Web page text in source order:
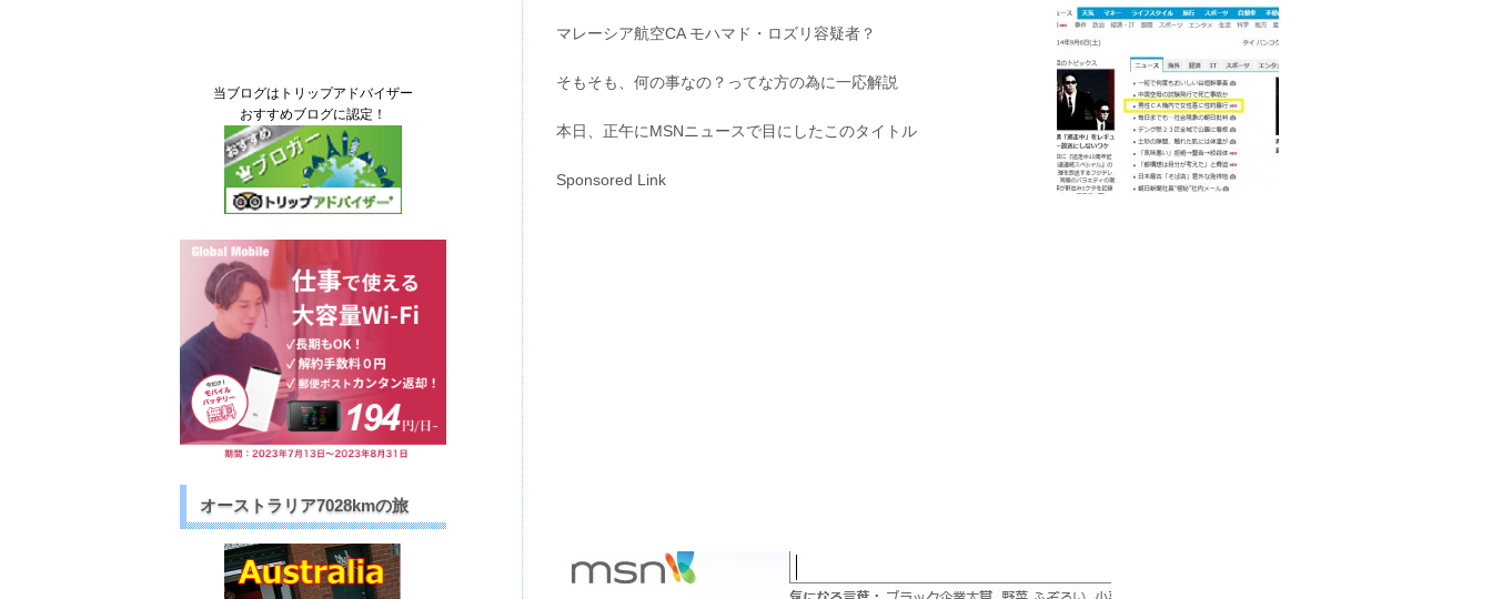
マレーシア航空CA モハマド・ロズリ容疑者？
そもそも、何の事なの？ってな方の為に一応解説
本日、正午にMSNニュースで目にしたこのタイトル
Sponsored Link
当ブログはトリップアドバイザー
おすすめブログに認定！
オーストラリア7028kmの旅